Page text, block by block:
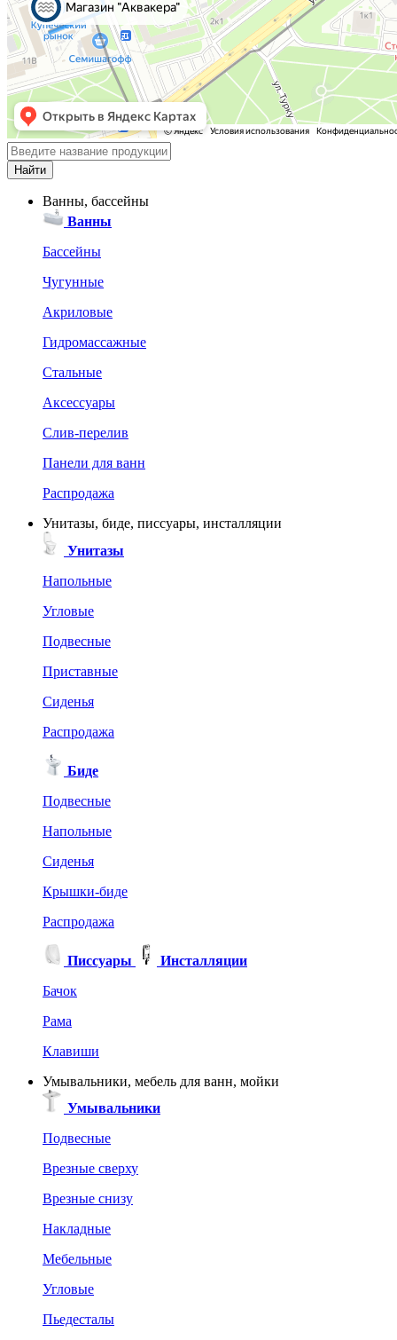
Ванны, бассейны
Ванны
Бассейны
Чугунные
Акриловые
Гидромассажные
Стальные
Аксессуары
Слив-перелив
Панели для ванн
Распродажа
Унитазы, биде, писсуары, инсталляции
Унитазы
Напольные
Угловые
Подвесные
Приставные
Сиденья
Распродажа
Биде
Подвесные
Напольные
Сиденья
Крышки-биде
Распродажа
Писсуары
Инсталляции
Бачок
Рама
Клавиши
Умывальники, мебель для ванн, мойки
Умывальники
Подвесные
Врезные сверху
Врезные снизу
Накладные
Мебельные
Угловые
Пьедесталы